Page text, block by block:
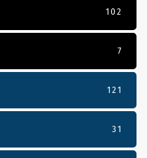
102
7
121
31